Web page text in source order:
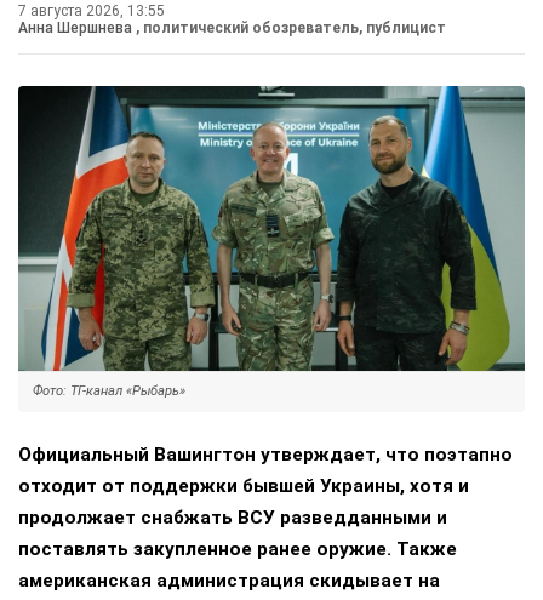
7 августа 2026, 13:55
Анна Шершнева , политический обозреватель, публицист
Фото: ТГ-канал «Рыбарь»
Официальный Вашингтон утверждает, что поэтапно
отходит от поддержки бывшей Украины, хотя и
продолжает снабжать ВСУ разведданными и
поставлять закупленное ранее оружие. Также
американская администрация скидывает на